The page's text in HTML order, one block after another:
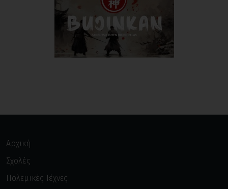
Αρχική
Σχολές
Πολεμικές Τέχνες